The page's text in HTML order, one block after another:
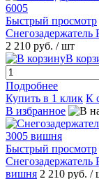
Быстрый просмотр
Снегозадержатель
2 210 руб. / шт
В
Подробнее
Купить в 1 клик К
В избранное
Быстрый просмотр
Снегозадержатель
вишня 2 210 руб. /